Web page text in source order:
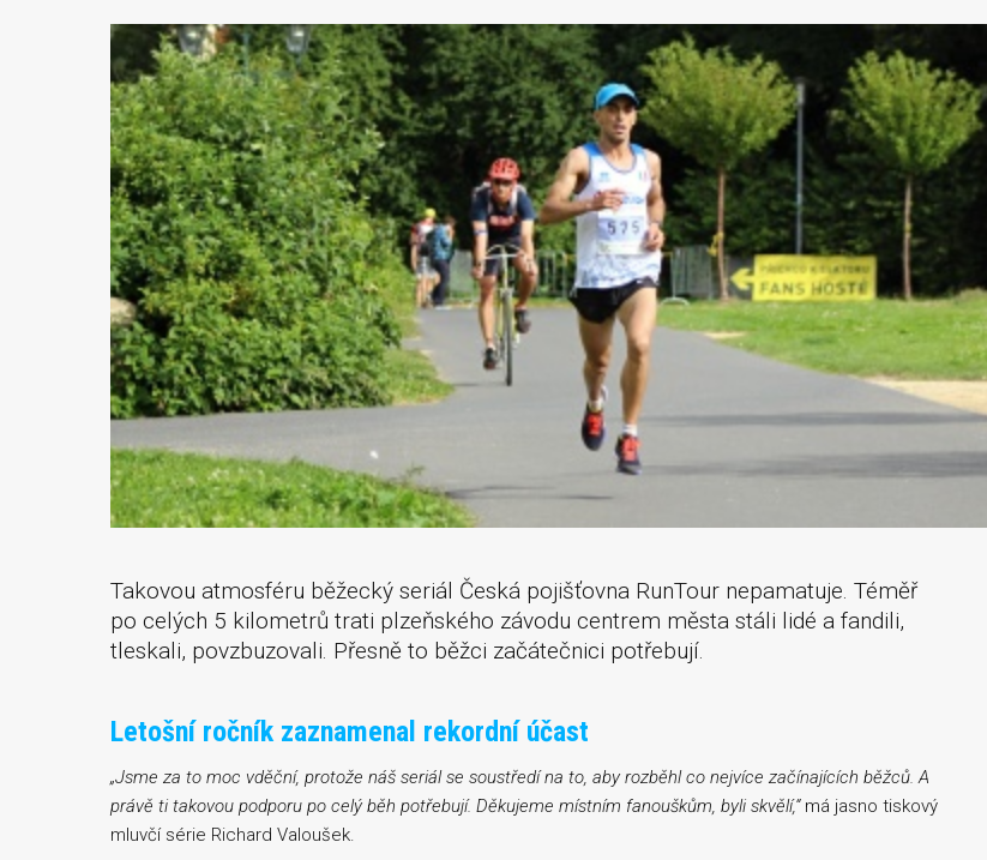
Takovou atmosféru běžecký seriál Česká pojišťovna RunTour nepamatuje. Téměř
po celých 5 kilometrů trati plzeňského závodu centrem města stáli lidé a fandili,
tleskali, povzbuzovali. Přesně to běžci začátečnici potřebují.
Letošní ročník zaznamenal rekordní účast
„Jsme za to moc vděční, protože náš seriál se soustředí na to, aby rozběhl co nejvíce začínajících běžců. A
právě ti takovou podporu po celý běh potřebují. Děkujeme místním fanouškům, byli skvělí,“má jasno tiskový
mluvčí série Richard Valoušek.